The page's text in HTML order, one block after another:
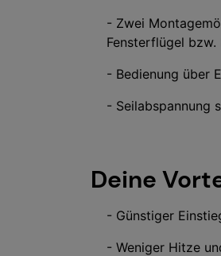
- Zwei
Fensterflügel bzw.
- Bedienung über
- Seilabspannung
Deine
- Günstiger
- Weniger Hitze